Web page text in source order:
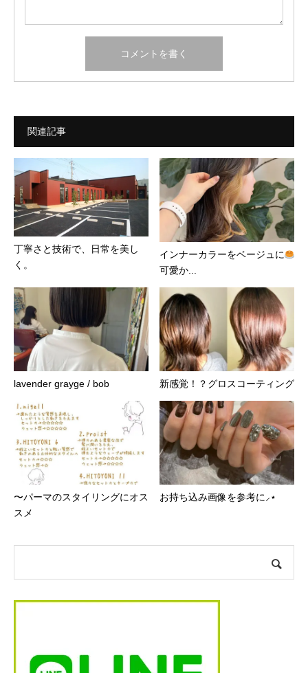
関連記事
丁寧さと技術で、日常を美し
く。
インナーカラーをベージュに
可愛か...
lavender grayge / bob ︎ 新感覚！？グロスコーティング
〜パーマのスタイリングにオス
スメ
お持ち込み画像を参考に⸝⋆